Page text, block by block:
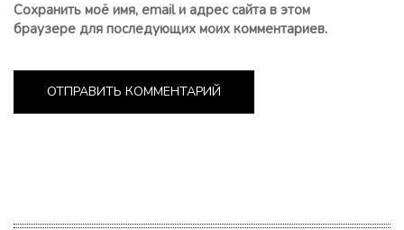
Сохранить моё имя, email и адрес сайта в этом
браузере для последующих моих комментариев.